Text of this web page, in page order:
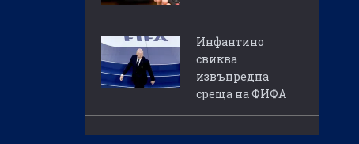
Инфантино
свиква
извънредна
среща на ФИФА